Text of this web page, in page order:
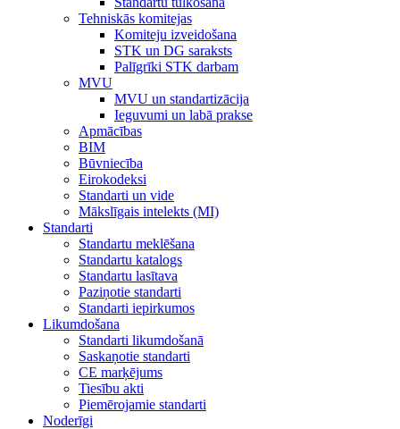
Tehniskās komitejas
Komiteju izveidošana
STK un DG saraksts
Palīgrīki STK darbam
MVU
MVU un standartizācija
Ieguvumi un labā prakse
Apmācības
BIM
Būvniecība
Eirokodeksi
Standarti un vide
Mākslīgais intelekts (MI)
Standarti
Standartu meklēšana
Standartu katalogs
Standartu lasītava
Paziņotie standarti
Standarti iepirkumos
Likumdošana
Standarti likumdošanā
Saskaņotie standarti
CE marķējums
Tiesību akti
Piemērojamie standarti
Noderīgi